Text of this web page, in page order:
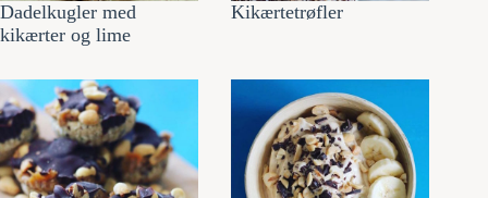
Dadelkugler med
kikærter og lime
Kikærtetrøfler